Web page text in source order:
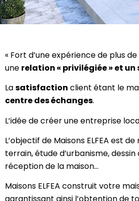
« Fort d’une expérience de plus
une relation « privilégiée » et
Lasatisfaction client étant le
centre des échanges.
L’idée de créer une entreprise
L’objectif de Maisons ELFEA est
terrain, étude d’urbanisme,
réception de la maison…
Maisons ELFEA construit votre